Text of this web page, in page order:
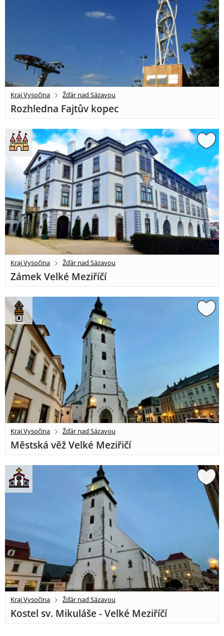
Kraj Vysočina Žďár nad Sázavou
Rozhledna Fajtův kopec
Kraj Vysočina Žďár nad Sázavou
Zámek Velké Meziříčí
Kraj Vysočina Žďár nad Sázavou
Městská věž Velké Meziřičí
Kraj Vysočina Žďár nad Sázavou
Kostel sv. Mikuláše - Velké Meziříčí